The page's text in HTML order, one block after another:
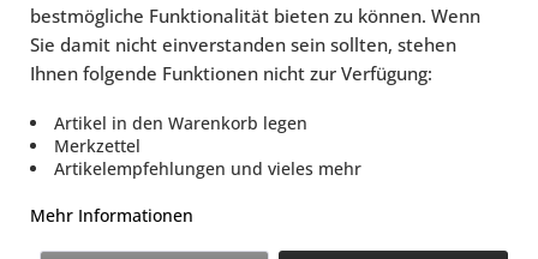
bestmögliche Funktionalität bieten zu können. Wenn
Sie damit nicht einverstanden sein sollten, stehen
Ihnen folgende Funktionen nicht zur Verfügung:
Artikel in den Warenkorb legen
Merkzettel
Artikelempfehlungen und vieles mehr
Mehr Informationen